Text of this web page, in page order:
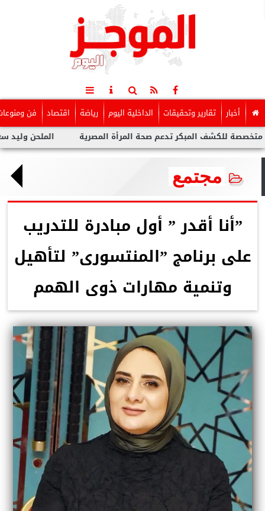
أخبار تقارير وتحقيقات الداخلية اليوم رياضة اقتصاد فن
الملحن وليد سعد : أزمة المبكر تدعم صحة المرأة المصرية
مجتمع
”أنا أقدر ” أول مبادرة للتدريب
على برنامج ”المنتسورى” لتأهيل
وتنمية مهارات ذوى الهمم